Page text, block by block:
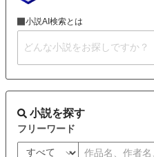
小説AI検索とは
小説を探す
フリーワード